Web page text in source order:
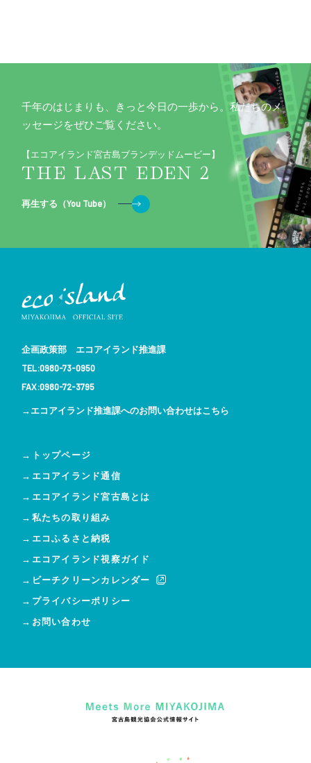
千年のはじまりも、きっと今日の一歩から。私たちのメ
ッセージをぜひご覧ください。
【エコアイランド宮古島ブランデッドムービー】
THE LAST EDEN 2
再生する（You Tube）
企画政策部 エコアイランド推進課
TEL:0980-73-0950
FAX:0980-72-3795
→エコアイランド推進課へのお問い合わせはこちら
→トップページ
→エコアイランド通信
→エコアイランド宮古島とは
→私たちの取り組み
→エコふるさと納税
→エコアイランド視察ガイド
→ビーチクリーンカレンダー
→プライバシーポリシー
→お問い合わせ